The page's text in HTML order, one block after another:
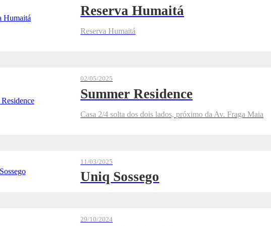
Reserva Humaitá
Reserva Humaitá
02/05/2025
Summer Residence
Casa 2/4 solta dos dois lados, próximo da Av. Fraga Maia
11/03/2025
Uniq Sossego
29/10/2024